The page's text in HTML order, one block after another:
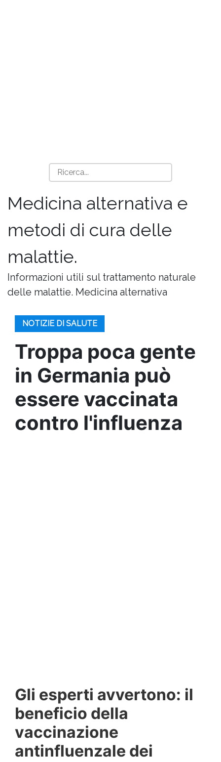
Medicina alternativa e
metodi di cura delle
malattie.
Informazioni utili sul trattamento naturale
delle malattie. Medicina alternativa
NOTIZIE DI SALUTE
Troppa poca gente
in Germania può
essere vaccinata
contro l'influenza
Gli esperti avvertono: il
beneficio della
vaccinazione
antinfluenzale dei